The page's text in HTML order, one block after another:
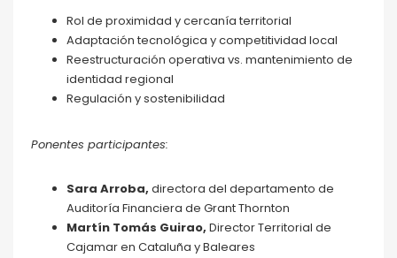
Rol de proximidad y cercanía territorial
Adaptación tecnológica y competitividad local
Reestructuración operativa vs. mantenimiento de
identidad regional
Regulación y sostenibilidad
Ponentes participantes:
Sara Arroba, directora del departamento de
Auditoría Financiera de Grant Thornton
Martín Tomás Guirao, Director Territorial de
Cajamar en Cataluña y Baleares